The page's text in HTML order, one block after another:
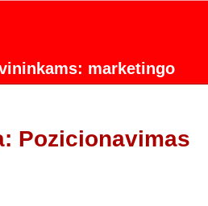
marketingo
Pozicionavimas